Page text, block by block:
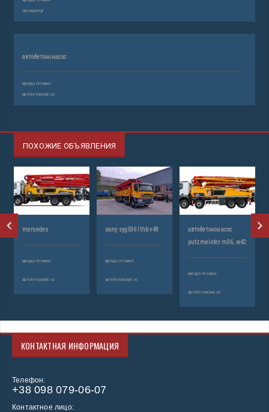
экскаватор
автобетононасос
аренда техники
автобетононасос
ПОХОЖИЕ ОБЪЯВЛЕНИЯ
mersedes
аренда техники
автобетононасос
sany syg5361thb v48
аренда техники
автобетононасос
автобетононасос
putzmeister m36, м42
аренда техники
автобетононасос
КОНТАКТНАЯ ИНФОРМАЦИЯ
Телефон:
+38 098 079-06-07
Контактное лицо: